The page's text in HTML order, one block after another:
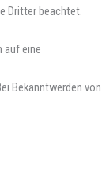
Dritter beachtet.
auf eine
Bekanntwerden von